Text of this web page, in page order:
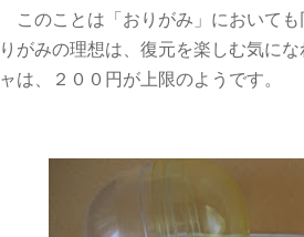
このことは「おりがみ」において
りがみの理想は、復元を楽しむ気に
ャは、２００円が上限のようです。